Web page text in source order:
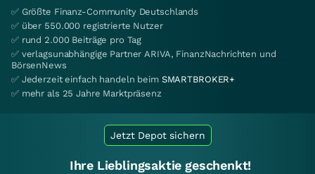
✅ Größte Finanz-Community Deutschlands
✅ über 550.000 registrierte Nutzer
✅ rund 2.000 Beiträge pro Tag
✅ verlagsunabhängige Partner ARIVA, FinanzNachrichten und
BörsenNews
✅ Jederzeit einfach handeln beim SMARTBROKER+
✅ mehr als 25 Jahre Marktpräsenz
Jetzt Depot sichern
Ihre Lieblingsaktie geschenkt!